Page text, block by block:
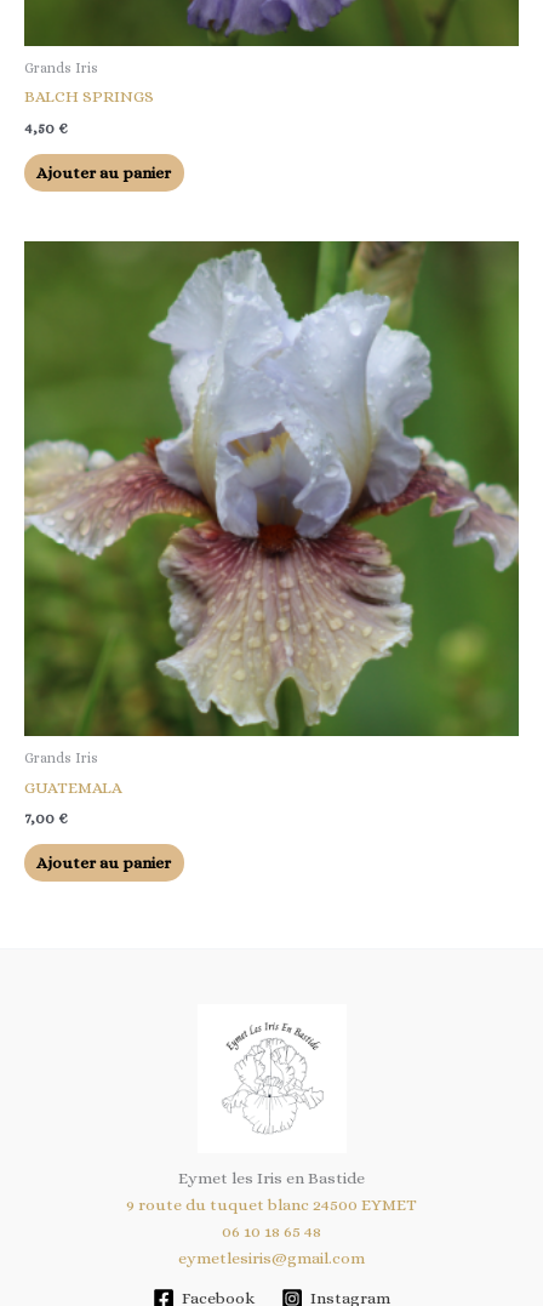
Grands Iris
BALCH SPRINGS
4,50 €
Ajouter au panier
Grands Iris
GUATEMALA
7,00 €
Ajouter au panier
Eymet les Iris en Bastide
9 route du tuquet blanc 24500 EYMET
06 10 18 65 48
eymetlesiris@gmail.com
Facebook Instagram